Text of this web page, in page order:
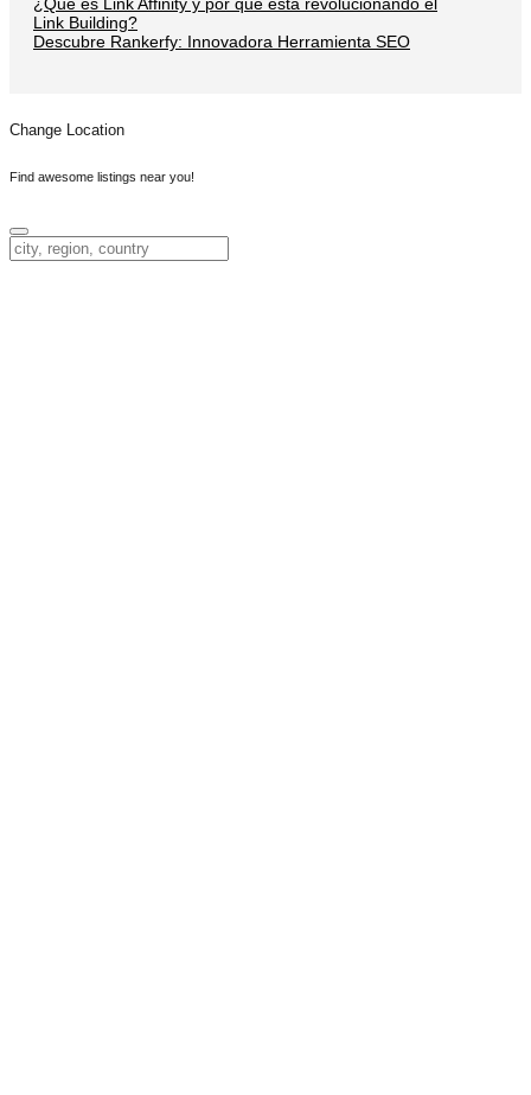
Link Building?
Descubre Rankerfy: Innovadora Herramienta SEO
Change Location
Find awesome listings near you!
Change Location